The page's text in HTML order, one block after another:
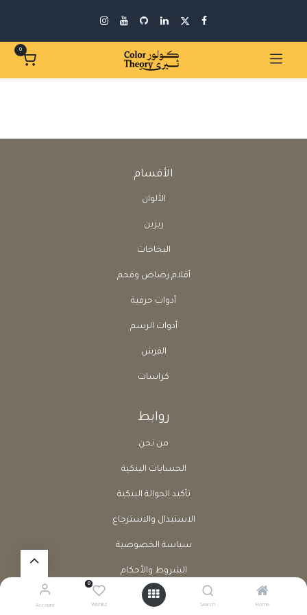
Home
Search
0
Wishlist
Account
0
الأقسام
الألوان
ريزين
البخاخات
أقلام رصاص وفحم
أدوات حرفية
أدوات الرسم
الفرش
كراسات
روابط
من نحن
الحسابات البنكية
تأكيد الحوالة البنكية
الاستبدال والاسترجاع
سياسة الخصوصية
الشروط والأحكام
طلب إرجاع منتج